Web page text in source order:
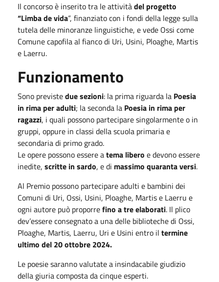
Il concorso è inserito tra le attivitàdel progetto
“Limba de vida“, finanziato con i fondi della legge sulla
tutela delle minoranze linguistiche, e vede Ossi come
Comune capofila al fianco di Uri, Usini, Ploaghe, Martis
e Laerru.
Funzionamento
Sono previstedue sezioni: la prima riguarda la Poesia
in rima per adulti; la seconda la Poesia in rima per
ragazzi, i quali possono partecipare singolarmente o in
gruppi, oppure in classi della scuola primaria e
secondaria di primo grado.
Le opere possono essere atema libero e devono essere
inedite, scritte in sardo, e di massimo quaranta versi.
Al Premio possono partecipare adulti e bambini dei
Comuni di Uri, Ossi, Usini, Ploaghe, Martis e Laerru e
ogni autore può proporrefino a tre elaborati. Il plico
dev’essere consegnato a una delle biblioteche di Ossi,
Ploaghe, Martis, Laerru, Uri e Usini entro il termine
ultimo del 20 ottobre 2024.
Le poesie saranno valutate a insindacabile giudizio
della giuria composta da cinque esperti.